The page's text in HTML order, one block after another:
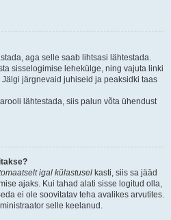
aga selle saab lihtsasi lähtestada.
sisselogimise lehekülge, ning vajuta linki
Jälgi järgnevaid juhiseid ja peaksidki taas
lähtestada, siis palun võta ühendust
igal külastusel kasti, siis sa jääd
ajaks. Kui tahad alati sisse logitud olla,
ei ole soovitatav teha avalikes arvutites.
selle keelanud.